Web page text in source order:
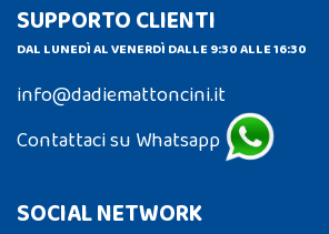
SUPPORTO CLIENTI
DAL LUNEDÌ AL VENERDÌ DALLE 9:30 ALLE 16:30
info@dadiemattoncini.it
Contattaci su Whatsapp
SOCIAL NETWORK